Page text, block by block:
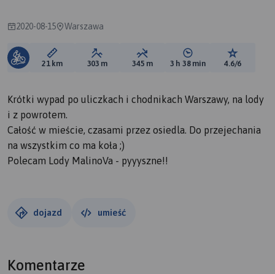
2020-08-15 Warszawa
Długość trasy:
21 km Suma przewyższeń:
303 m Suma spadków:
345 m Średni czas potrzebny
3 h 38 min Ocena
4.6/6
Krótki wypad po uliczkach i chodnikach Warszawy, na lody
i z powrotem.
Całość w mieście, czasami przez osiedla. Do przejechania
na wszystkim co ma koła ;)
Polecam Lody MalinoVa - pyyyszne!!
dojazd umieść
Komentarze